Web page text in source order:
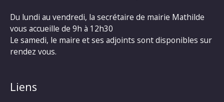
Du lundi au vendredi, la secrétaire de mairie Mathilde
vous accueille de 9h à 12h30
Le samedi, le maire et ses adjoints sont disponibles sur
rendez vous.
Liens